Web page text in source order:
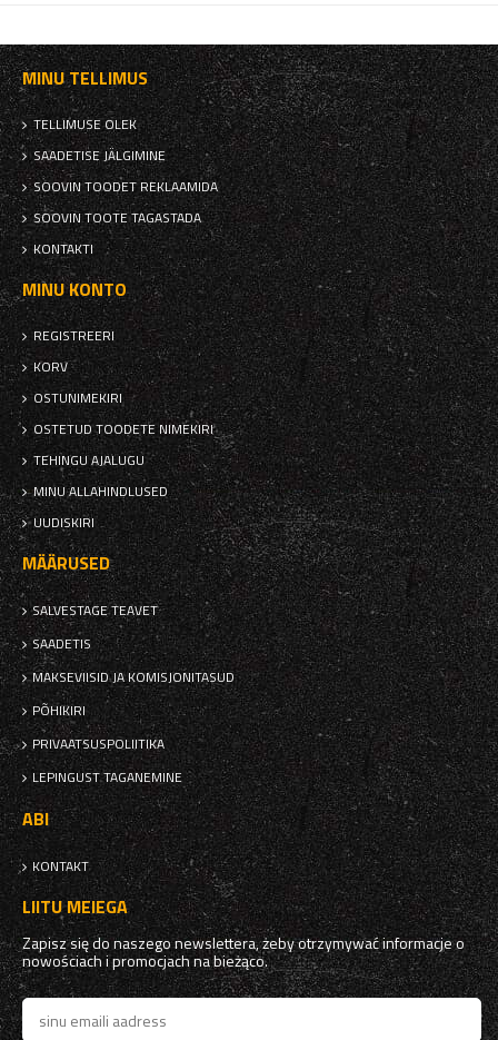
MINU TELLIMUS
TELLIMUSE OLEK
SAADETISE JÄLGIMINE
SOOVIN TOODET REKLAAMIDA
SOOVIN TOOTE TAGASTADA
KONTAKTI
MINU KONTO
REGISTREERI
KORV
OSTUNIMEKIRI
OSTETUD TOODETE NIMEKIRI
TEHINGU AJALUGU
MINU ALLAHINDLUSED
UUDISKIRI
MÄÄRUSED
SALVESTAGE TEAVET
SAADETIS
MAKSEVIISID JA KOMISJONITASUD
PÕHIKIRI
PRIVAATSUSPOLIITIKA
LEPINGUST TAGANEMINE
ABI
KONTAKT
LIITU MEIEGA
Zapisz się do naszego newslettera, żeby otrzymywać informacje o
nowościach i promocjach na bieżąco.